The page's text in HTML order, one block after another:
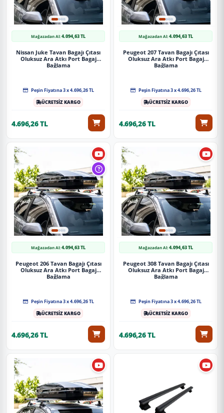
Mağazadan Al:4.094,63 TL
Nissan Juke Tavan Bagajı Çıtası
Oluksuz Ara Atkı Port Bagaj
Bağlama
Peşin Fiyatına 3 x 4.696,26 TL
ÜCRETSİZ KARGO
4.696,26 TL
Mağazadan Al:4.094,63 TL
Peugeot 207 Tavan Bagajı Çıtası
Oluksuz Ara Atkı Port Bagaj
Bağlama
Peşin Fiyatına 3 x 4.696,26 TL
ÜCRETSİZ KARGO
4.696,26 TL
Mağazadan Al:4.094,63 TL
Peugeot 206 Tavan Bagajı Çıtası
Oluksuz Ara Atkı Port Bagaj
Bağlama
Peşin Fiyatına 3 x 4.696,26 TL
ÜCRETSİZ KARGO
4.696,26 TL
Mağazadan Al:4.094,63 TL
Peugeot 308 Tavan Bagajı Çıtası
Oluksuz Ara Atkı Port Bagaj
Bağlama
Peşin Fiyatına 3 x 4.696,26 TL
ÜCRETSİZ KARGO
4.696,26 TL